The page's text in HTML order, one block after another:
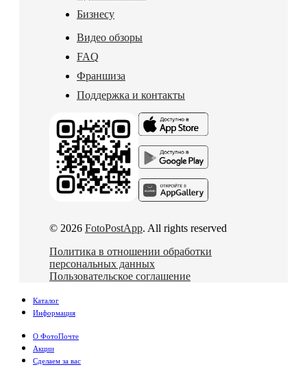
Бизнесу
Видео обзоры
FAQ
Франшиза
Поддержка и контакты
© 2026 FotoPostApp. All rights reserved
Политика в отношении обработки
персональных данных
Пользовательское соглашение
Каталог
Информация
О ФотоПочте
Акции
Сделаем за вас